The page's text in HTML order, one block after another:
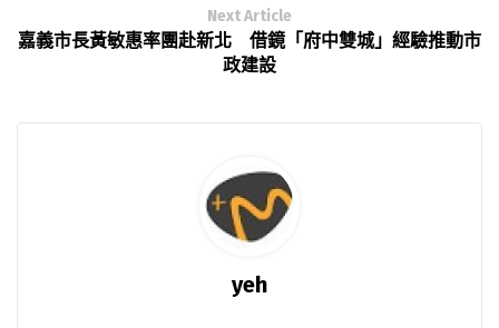
Next Article
嘉義市長黃敏惠率團赴新北 借鏡「府中雙城」經驗推動市
政建設
yeh